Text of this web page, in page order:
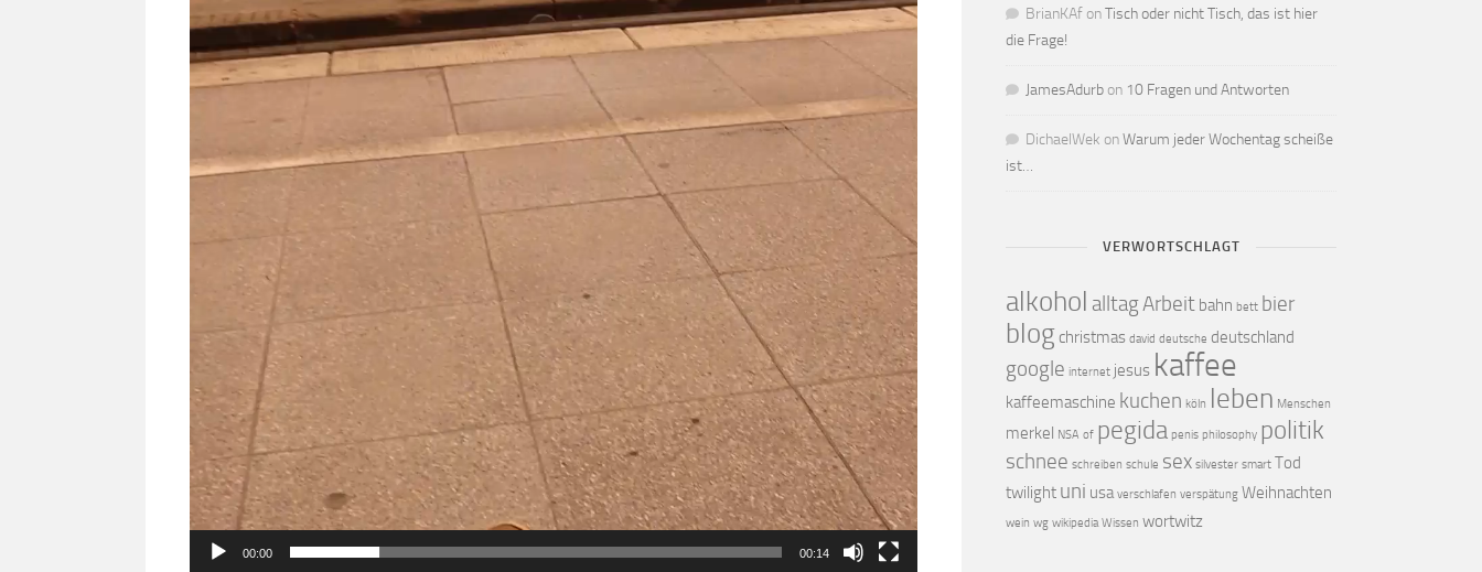
00:00 00:14
BrianKAf onTisch oder nicht Tisch, das ist hier
die Frage!
JamesAdurb on 10 Fragen und Antworten
DichaelWek onWarum jeder Wochentag scheiße
ist…
VERWORTSCHLAGT
alkohol alltagArbeit bahn bett bier
blog christmas david deutsche deutschland
google internet jesus kaffee
kaffeemaschine kuchen köln leben Menschen
merkel NSA of pegida penis philosophy politik
schnee schreiben schule sex silvester smart Tod
twilight uni usa verschlafen verspätung Weihnachten
wein wg wikipedia Wissen wortwitz